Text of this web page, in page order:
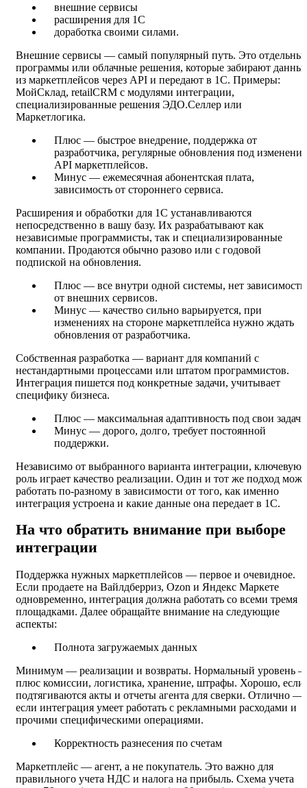
внешние сервисы
расширения для 1С
доработка своими силами.
Внешние сервисы — самый популярный путь. Это
программы или облачные решения, которые забирают
из маркетплейсов через API и передают в 1С. Примеры:
МойСклад, retailCRM с модулями интеграции,
специализированные решения ЭДО.Селлер или
Маркетлогика.
Плюс — быстрое внедрение, поддержка от
разработчика, регулярные обновления под изменения
API маркетплейсов.
Минус — ежемесячная абонентская плата,
зависимость от стороннего сервиса.
Расширения и обработки для 1С устанавливаются
непосредственно в вашу базу. Их разрабатывают как
независимые программисты, так и специализированные
компании. Продаются обычно разово или с годовой
подпиской на обновления.
Плюс — все внутри одной системы, нет зависимости
от внешних сервисов.
Минус — качество сильно варьируется, при
изменениях на стороне маркетплейса нужно ждать
обновления от разработчика.
Собственная разработка — вариант для компаний с
нестандартными процессами или штатом программистов.
Интеграция пишется под конкретные задачи, учитывает
специфику бизнеса.
Плюс — максимальная адаптивность под свои
Минус — дорого, долго, требует постоянной
поддержки.
Независимо от выбранного варианта интеграции, ключевую
роль играет качество реализации. Один и тот же подход
работать по-разному в зависимости от того, как именно
интеграция устроена и какие данные она передает в 1С.
На что обратить внимание при выборе
интеграции
Поддержка нужных маркетплейсов — первое и очевидное.
Если продаете на Вайлдберриз, Ozon и Яндекс Маркете
одновременно, интеграция должна работать со всеми тремя
площадками. Далее обращайте внимание на следующие
аспекты:
Полнота загружаемых данных
Минимум — реализации и возвраты. Нормальный уровень
плюс комиссии, логистика, хранение, штрафы. Хорошо, если
подтягиваются акты и отчеты агента для сверки. Отлично —
если интеграция умеет работать с рекламными расходами и
прочими специфическими операциями.
Корректность разнесения по счетам
Маркетплейс — агент, а не покупатель. Это важно для
правильного учета НДС и налога на прибыль. Схема учета